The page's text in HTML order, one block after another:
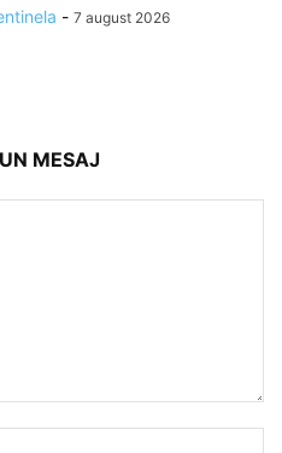
- 7 august 2026
MESAJ